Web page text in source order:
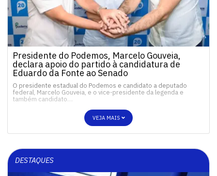
Presidente do Podemos, Marcelo Gouveia,
declara apoio do partido à candidatura de
Eduardo da Fonte ao Senado
O presidente estadual do Podemos e candidato a deputado
federal, Marcelo Gouveia, e o vice-presidente da legenda e
também candidato…
VEJA MAIS
DESTAQUES